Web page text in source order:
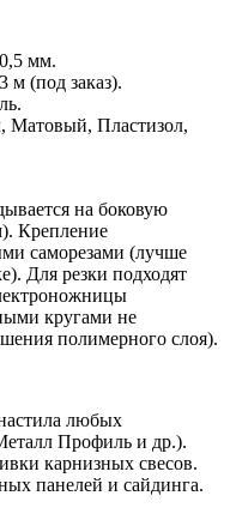
мм.
м (под заказ).
Матовый, Пластизол,
на боковую
Крепление
саморезами (лучше
Для резки подходят
кругами не
полимерного слоя).
любых
Профиль и др.).
карнизных свесов.
панелей и сайдинга.